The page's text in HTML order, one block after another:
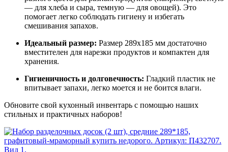
— для хлеба и сыра, темную — для овощей). Это
помогает легко соблюдать гигиену и избегать
смешивания запахов.
Идеальный размер: Размер 289x185 мм достаточно
вместителен для нарезки продуктов и компактен для
хранения.
Гигиеничность и долговечность: Гладкий пластик не
впитывает запахи, легко моется и не боится влаги.
Обновите свой кухонный инвентарь с помощью наших
стильных и практичных наборов!